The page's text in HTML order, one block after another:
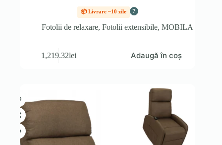
📦 Livrare ~10 zile ?
Fotolii de relaxare,Fotolii extensibile,MOBILA
1,219.32lei Adaugă în coș